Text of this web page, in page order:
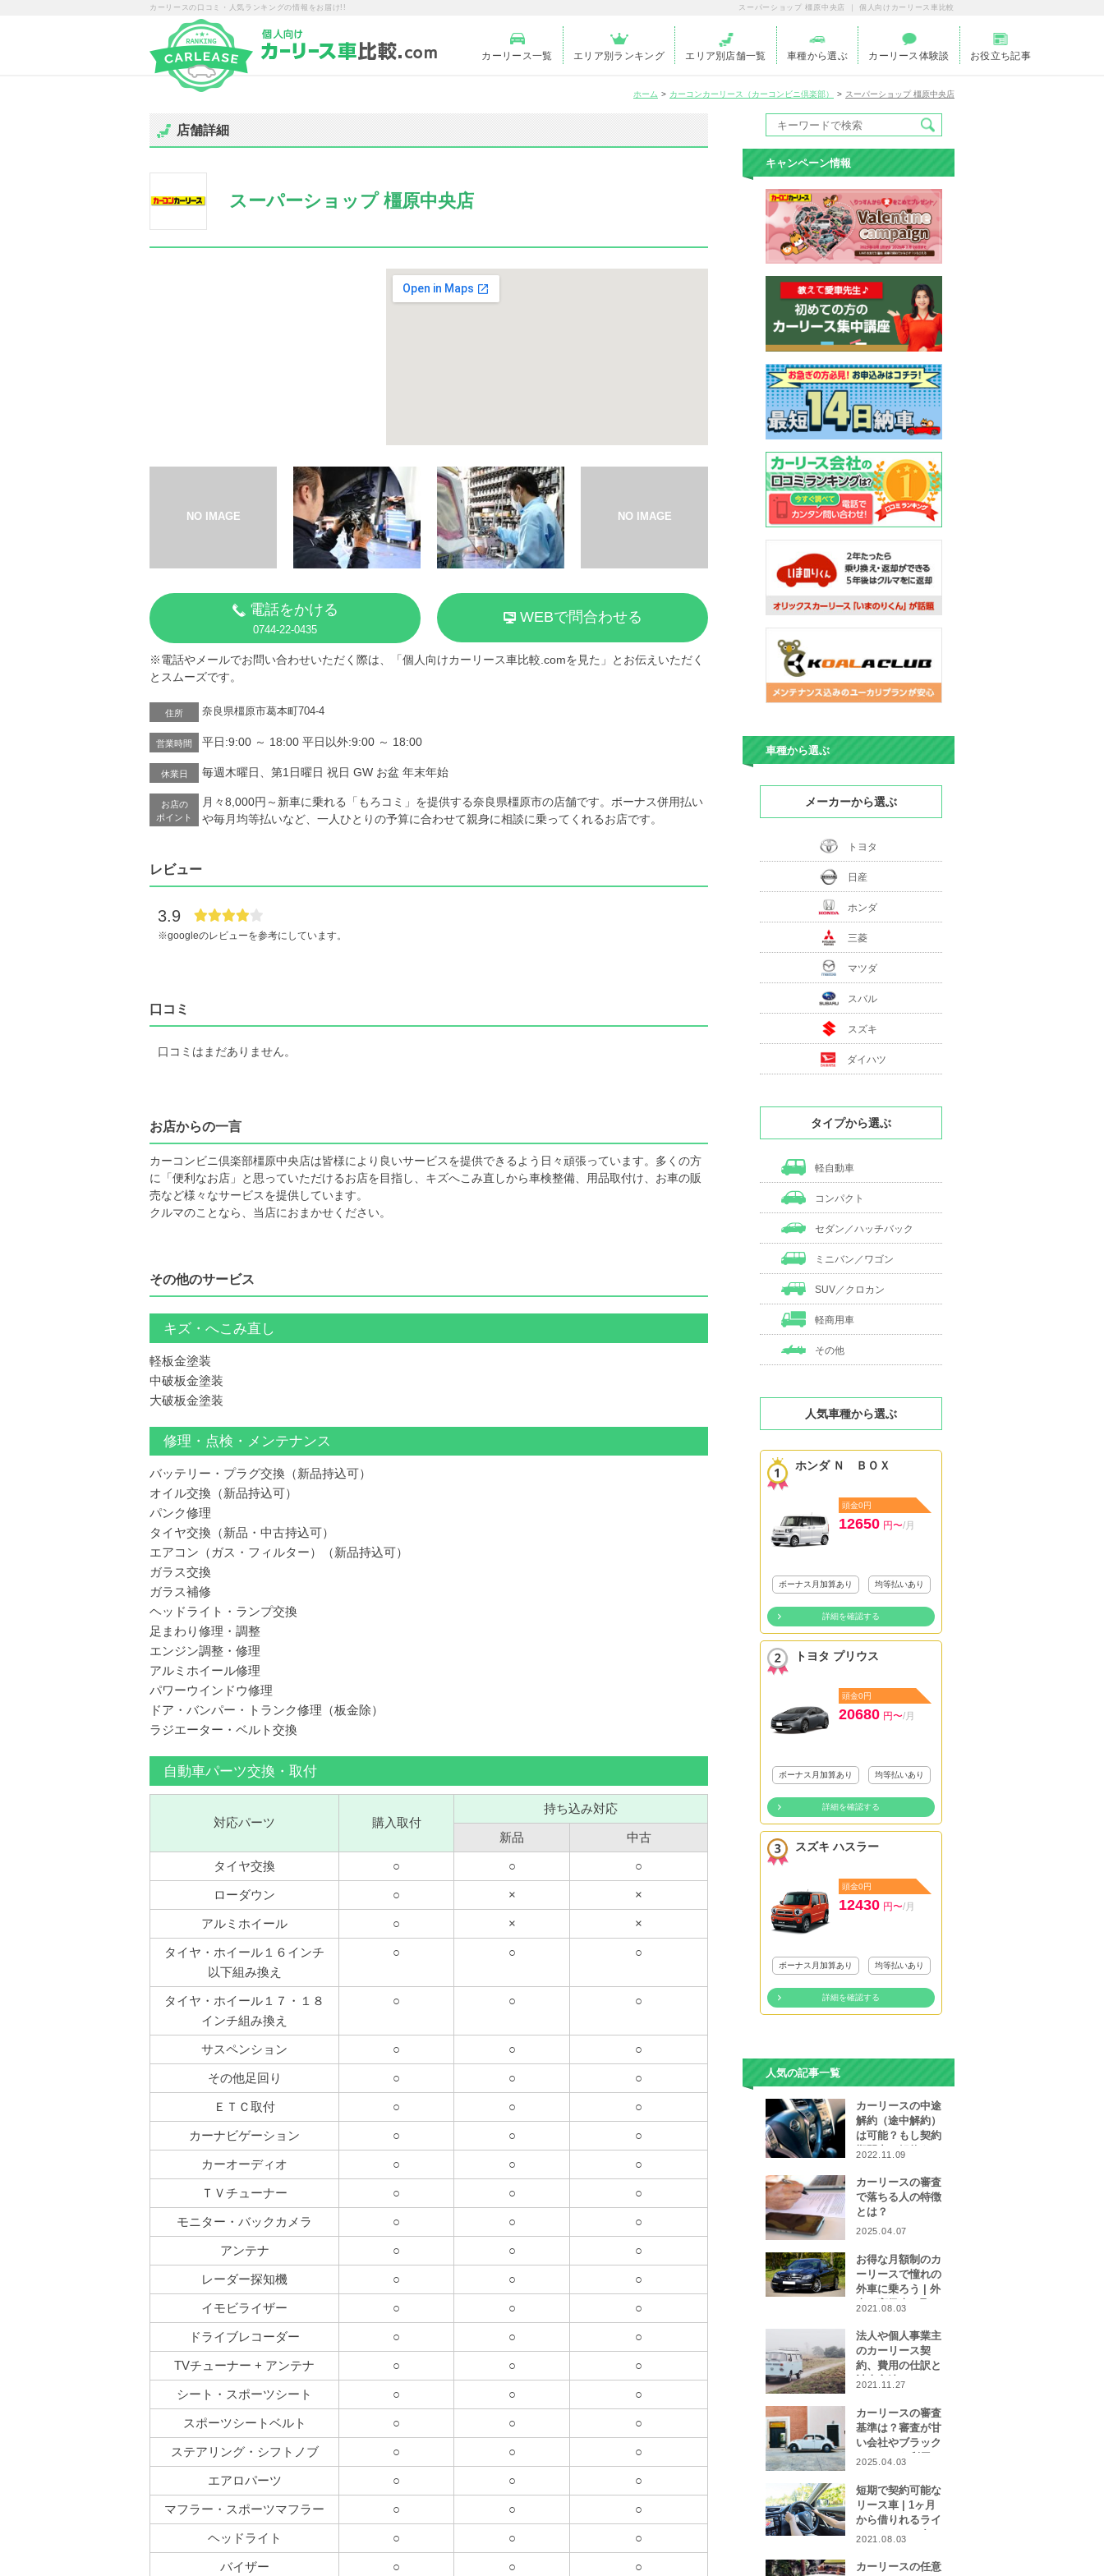
カーリースの口コミ・人気ランキングの情報をお届け!! スーパーショップ 橿原中央店 ｜ 個人向けカーリース車比較
カーリース一覧 エリア別ランキング エリア別店舗一覧 車種から選ぶ カーリース体験談 お役立ち記事
ホーム カーコンカーリース（カーコンビニ倶楽部） スーパーショップ 橿原中央店
店舗詳細
スーパーショップ 橿原中央店
電話をかける
0744-22-0435
WEBで問合わせる
※電話やメールでお問い合わせいただく際は、「個人向けカーリース車比較.comを見た」とお伝えいただく
とスムーズです。
住所 奈良県橿原市葛本町704-4
営業時間 平日:9:00 ～ 18:00 平日以外:9:00 ～ 18:00
休業日 毎週木曜日、第1日曜日 祝日 GW お盆 年末年始
お店の
ポイント
月々8,000円～新車に乗れる「もろコミ」を提供する奈良県橿原市の店舗です。ボーナス併用払い
や毎月均等払いなど、一人ひとりの予算に合わせて親身に相談に乗ってくれるお店です。
レビュー
3.9
※googleのレビューを参考にしています。
口コミ
口コミはまだありません。
お店からの一言
カーコンビニ倶楽部橿原中央店は皆様により良いサービスを提供できるよう日々頑張っています。多くの方
に「便利なお店」と思っていただけるお店を目指し、キズへこみ直しから車検整備、用品取付け、お車の販
売など様々なサービスを提供しています。
クルマのことなら、当店におまかせください。
その他のサービス
キズ・へこみ直し
軽板金塗装
中破板金塗装
大破板金塗装
修理・点検・メンテナンス
バッテリー・プラグ交換（新品持込可）
オイル交換（新品持込可）
パンク修理
タイヤ交換（新品・中古持込可）
エアコン（ガス・フィルター）（新品持込可）
ガラス交換
ガラス補修
ヘッドライト・ランプ交換
足まわり修理・調整
エンジン調整・修理
アルミホイール修理
パワーウインドウ修理
ドア・バンパー・トランク修理（板金除）
ラジエーター・ベルト交換
自動車パーツ交換・取付
対応パーツ 購入取付
持ち込み対応
新品 中古
タイヤ交換 ○ ○ ○
ローダウン ○ × ×
アルミホイール ○ × ×
タイヤ・ホイール１６インチ
以下組み換え
○ ○ ○
タイヤ・ホイール１７・１８
インチ組み換え
○ ○ ○
サスペンション ○ ○ ○
その他足回り ○ ○ ○
ＥＴＣ取付 ○ ○ ○
カーナビゲーション ○ ○ ○
カーオーディオ ○ ○ ○
ＴＶチューナー ○ ○ ○
モニター・バックカメラ ○ ○ ○
アンテナ ○ ○ ○
レーダー探知機 ○ ○ ○
イモビライザー ○ ○ ○
ドライブレコーダー ○ ○ ○
TVチューナー + アンテナ ○ ○ ○
シート・スポーツシート ○ ○ ○
スポーツシートベルト ○ ○ ○
ステアリング・シフトノブ ○ ○ ○
エアロパーツ ○ ○ ○
マフラー・スポーツマフラー ○ ○ ○
ヘッドライト ○ ○ ○
バイザー ○ ○ ○
キャンペーン情報
車種から選ぶ
メーカーから選ぶ
トヨタ
日産
ホンダ
三菱
マツダ
スバル
スズキ
ダイハツ
タイプから選ぶ
軽自動車
コンパクト
セダン／ハッチバック
ミニバン／ワゴン
SUV／クロカン
軽商用車
その他
人気車種から選ぶ
ホンダ Ｎ ＢＯＸ
頭金0円
12650 円〜/月
ボーナス月加算あり 均等払いあり
詳細を確認する
トヨタ プリウス
頭金0円
20680 円〜/月
ボーナス月加算あり 均等払いあり
詳細を確認する
スズキ ハスラー
頭金0円
12430 円〜/月
ボーナス月加算あり 均等払いあり
詳細を確認する
人気の記事一覧
カーリースの中途
解約（途中解約）
は可能？もし契約
期間中に解約をし
なったら…
2022.11.09
カーリースの審査
で落ちる人の特徴
とは？
2025.04.07
お得な月額制のカ
ーリースで憧れの
外車に乗ろう | 外
車や高級車を取り
者をご紹介！
2021.08.03
法人や個人事業主
のカーリース契
約、費用の仕訳と
計上方法は？
2021.11.27
カーリースの審査
基準は？審査が甘
い会社やブラック
リストでも利用で
2025.04.03
短期で契約可能な
リース車 | 1ヶ月
から借りれるライ
フスタイルに合わ
集
2021.08.03
カーリースの任意